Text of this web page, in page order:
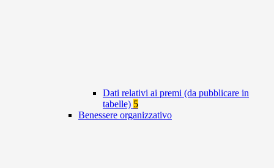
Dati relativi ai premi (da pubblicare in
tabelle) 5
Benessere organizzativo